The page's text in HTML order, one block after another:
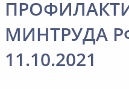
МИНТРУДА
11.10.2021